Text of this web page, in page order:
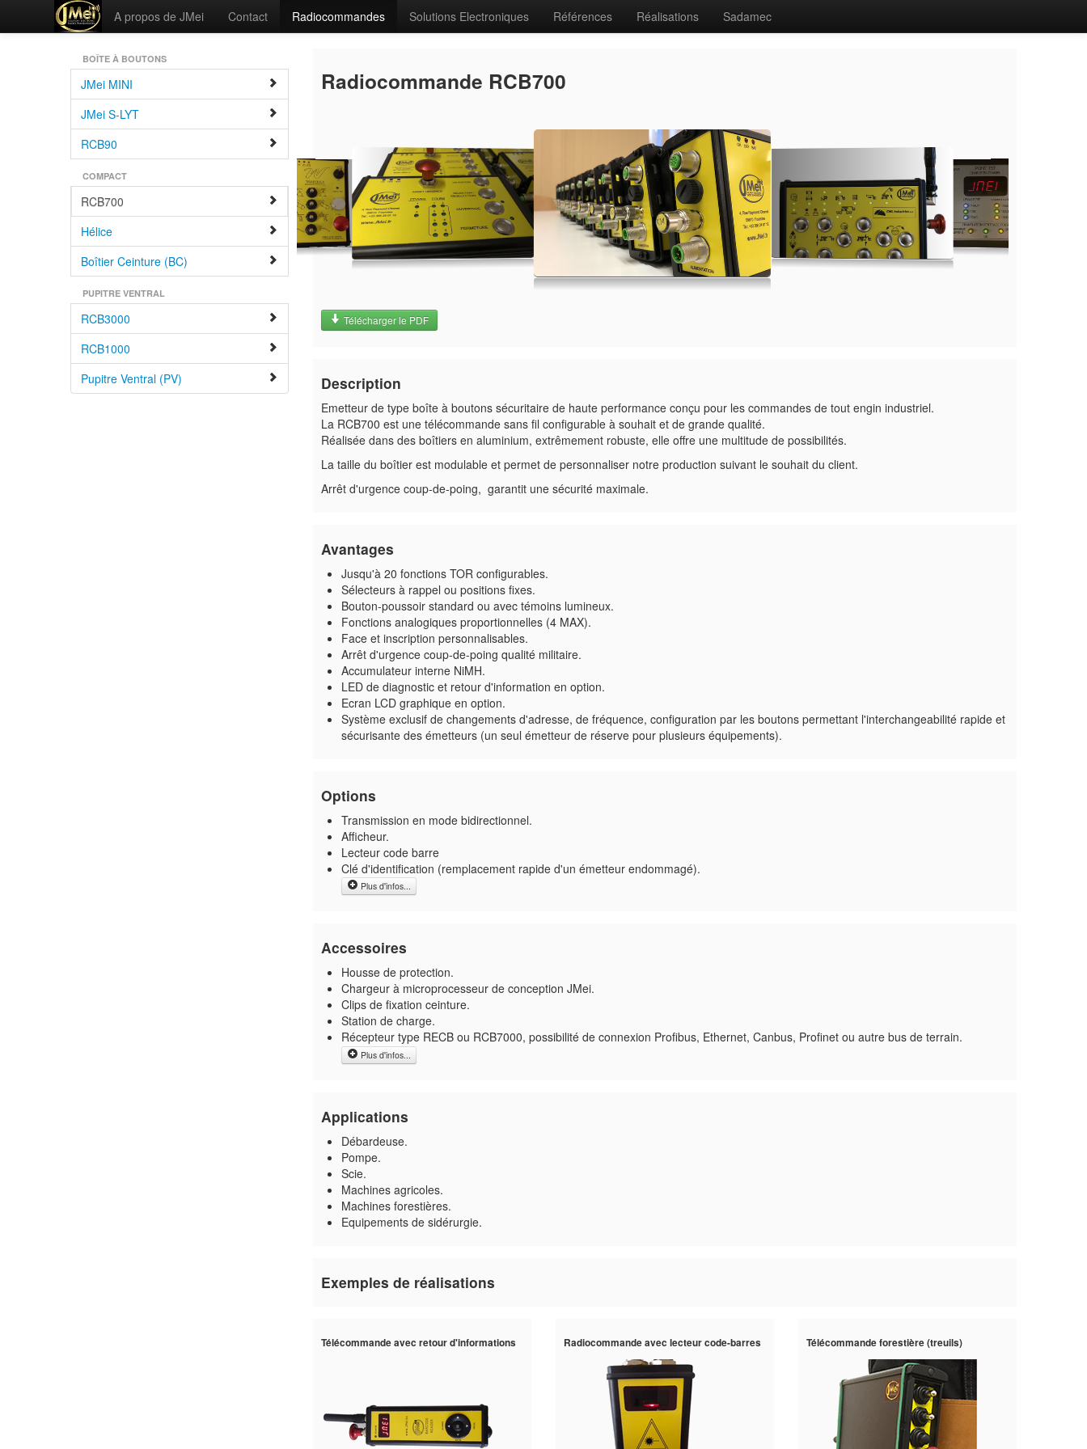
A propos de JMei Contact Radiocommandes Solutions Electroniques Références Réalisations Sadamec
BOÎTE À BOUTONS
JMei MINI
JMei S-LYT
RCB90
COMPACT
RCB700
Hélice
Boîtier Ceinture (BC)
PUPITRE VENTRAL
RCB3000
RCB1000
Pupitre Ventral (PV)
Radiocommande RCB700
Télécharger le PDF
Description
Emetteur de type boîte à boutons sécuritaire de haute performance conçu pour les commandes de tout engin industriel.
La RCB700 est une télécommande sans fil configurable à souhait et de grande qualité.
Réalisée dans des boîtiers en aluminium, extrêmement robuste, elle offre une multitude de possibilités.
La taille du boîtier est modulable et permet de personnaliser notre production suivant le souhait du client.
Arrêt d'urgence coup-de-poing, garantit une sécurité maximale.
Avantages
Jusqu'à 20 fonctions TOR configurables.
Sélecteurs à rappel ou positions fixes.
Bouton-poussoir standard ou avec témoins lumineux.
Fonctions analogiques proportionnelles (4 MAX).
Face et inscription personnalisables.
Arrêt d'urgence coup-de-poing qualité militaire.
Accumulateur interne NiMH.
LED de diagnostic et retour d'information en option.
Ecran LCD graphique en option.
Système exclusif de changements d'adresse, de fréquence, configuration par les boutons permettant l'interchangeabilité rapide et
sécurisante des émetteurs (un seul émetteur de réserve pour plusieurs équipements).
Options
Transmission en mode bidirectionnel.
Afficheur.
Lecteur code barre
Clé d'identification (remplacement rapide d'un émetteur endommagé).
Plus d'infos...
Accessoires
Housse de protection.
Chargeur à microprocesseur de conception JMei.
Clips de fixation ceinture.
Station de charge.
Récepteur type RECB ou RCB7000, possibilité de connexion Profibus, Ethernet, Canbus, Profinet ou autre bus de terrain.
Plus d'infos...
Applications
Débardeuse.
Pompe.
Scie.
Machines agricoles.
Machines forestières.
Equipements de sidérurgie.
Exemples de réalisations
Télécommande avec retour d'informations Radiocommande avec lecteur code-barres Télécommande forestière (treuils)